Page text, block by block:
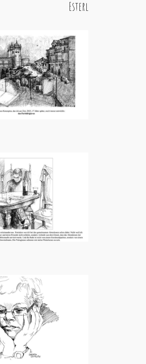
Esterl